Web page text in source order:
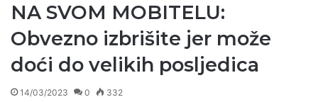
NA SVOM MOBITELU:
Obvezno izbrišite jer može
doći do velikih posljedica
14/03/2023 0 332